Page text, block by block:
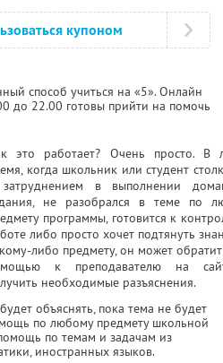
купоном
способ учиться на «5». Онлайн
до 22.00 готовы прийти на помочь
это работает? Очень просто. В
когда школьник или студент
в выполнении
не разобрался в теме по
программы, готовится к
либо просто хочет подтянуть
либо предмету, он может
к преподавателю на
необходимые разъяснения.
объяснять, пока тема не будет
по любому предмету школьной
по темам и задачам из
иностранных языков.